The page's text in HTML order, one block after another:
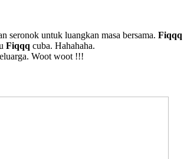
seronok untuk luangkan masa bersama.Fiqqq
Fiqqq cuba. Hahahaha.
Woot woot !!!